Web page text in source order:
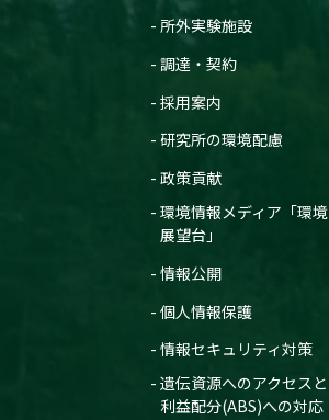
所外実験施設
調達・契約
採用案内
研究所の環境配慮
政策貢献
環境情報メディア「環境
展望台」
情報公開
個人情報保護
情報セキュリティ対策
遺伝資源へのアクセスと
利益配分(ABS)への対応